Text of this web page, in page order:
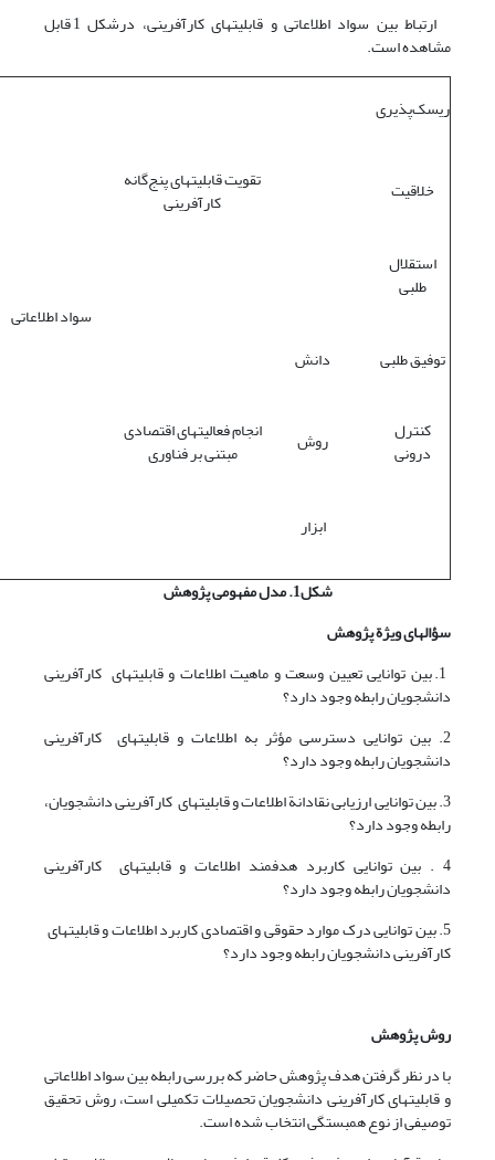
ارتباط بین سواد اطلاعاتی و قابلیتهای کارآفرینی، درشکل 1 قابل
مشاهده است.
ریسک‌پذیری
خلاقیت تقویت قابلیتهای پنج‌گانه
کارآفرینی
استقلال
طلبی
سواد اطلاعاتی
توفیق طلبی
دانش
کنترل
درونی روش انجام فعالیتهای اقتصادی
مبتنی بر فناوری
ابزار
شکل1. مدل مفهومی پژوهش
سؤالهای ویژة پژوهش
1. بین توانایی تعیین وسعت و ماهیت اطلاعات و قابلیتهای کارآفرینی
دانشجویان رابطه وجود دارد؟
2. بین توانایی دسترسی مؤثر به اطلاعات و قابلیتهای کارآفرینی
دانشجویان رابطه وجود دارد؟
3. بین توانایی ارزیابی نقادانة اطلاعات و قابلیتهای کارآفرینی دانشجویان،
رابطه وجود دارد؟
4 . بین توانایی کاربرد هدفمند اطلاعات و قابلیتهای کارآفرینی
دانشجویان رابطه وجود دارد؟
5. بین توانایی درک موارد حقوقی و اقتصادی کاربرد اطلاعات و قابلیتهای
کارآفرینی دانشجویان رابطه وجود دارد؟
روش پژوهش
با در نظر گرفتن هدف پژوهش حاضر که بررسی رابطه بین سواد اطلاعاتی
و قابلیتهای کارآفرینی دانشجویان تحصیلات تکمیلی است، روش تحقیق
توصیفی از نوع همبستگی انتخاب شده است.